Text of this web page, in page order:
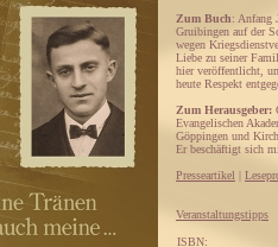
Zum Buch: Anfang
Gruibingen auf der
wegen
Liebe zu seiner
hier veröffentlicht,
heute Respekt
Zum Herausgeber:
Evangelischen
Göppingen und
Er beschäftigt sich
Presseartikel |
Veranstaltungstipps
ISBN: